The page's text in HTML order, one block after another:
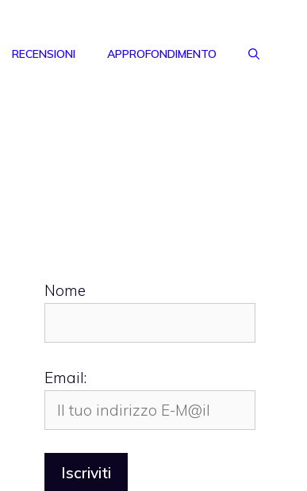
RECENSIONI APPROFONDIMENTO
Nome
Email: